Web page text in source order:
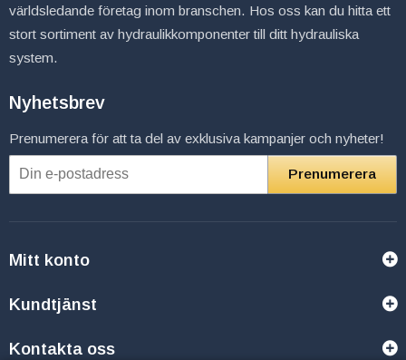
världsledande företag inom branschen. Hos oss kan du hitta ett
stort sortiment av hydraulikkomponenter till ditt hydrauliska
system.
Nyhetsbrev
Prenumerera för att ta del av exklusiva kampanjer och nyheter!
Prenumerera
Mitt konto
Kundtjänst
Kontakta oss